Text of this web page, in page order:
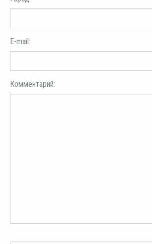
E-mail:
Комментарий: